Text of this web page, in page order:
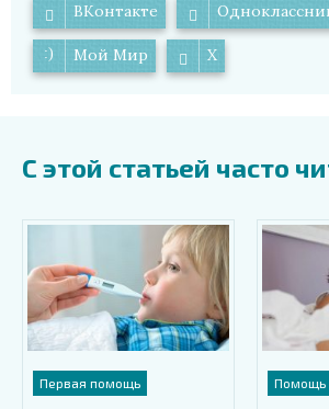
ВКонтакте
Мой Мир X
С этой статьей часто
Первая помощь Помощь